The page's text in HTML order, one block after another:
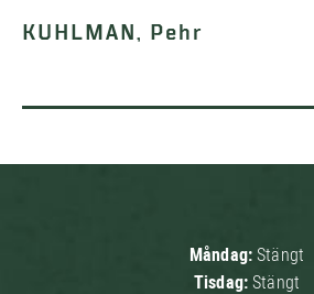
KUHLMAN, Pehr
Måndag:Stängt
Tisdag:Stängt